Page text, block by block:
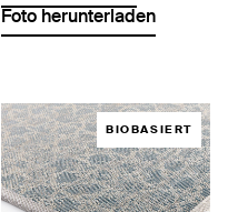
Foto herunterladen
BIOBASIERT